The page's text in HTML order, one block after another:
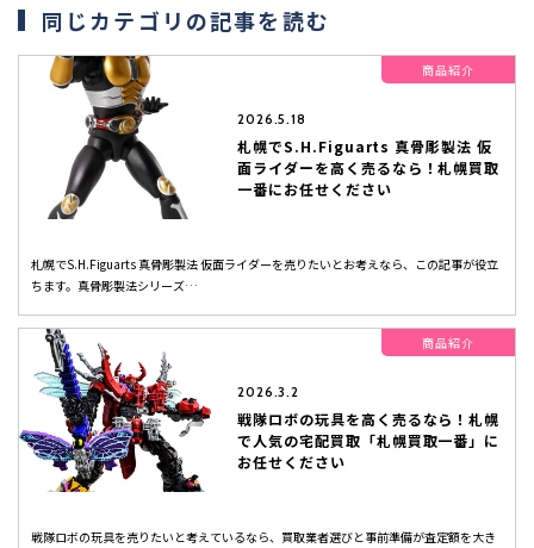
同じカテゴリの記事を読む
商品紹介
2026.5.18
札幌でS.H.Figuarts 真骨彫製法 仮
面ライダーを高く売るなら！札幌買取
一番にお任せください
札幌でS.H.Figuarts 真骨彫製法 仮面ライダーを売りたいとお考えなら、この記事が役立
ちます。真骨彫製法シリーズ…
商品紹介
2026.3.2
戦隊ロボの玩具を高く売るなら！札幌
で人気の宅配買取「札幌買取一番」に
お任せください
戦隊ロボの玩具を売りたいと考えているなら、買取業者選びと事前準備が査定額を大き